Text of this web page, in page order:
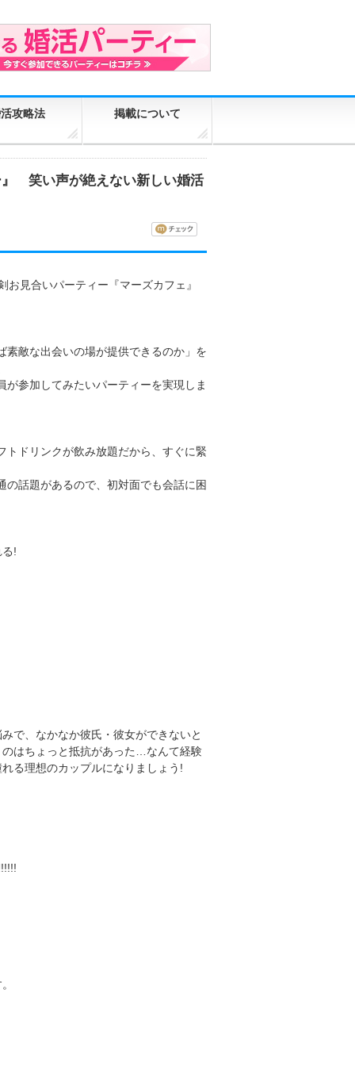
攻略法 掲載について
』 笑い声が絶えない新しい婚活
お見合いパーティー『マーズカフェ』
素敵な出会いの場が提供できるのか」を
が参加してみたいパーティーを実現しま
トドリンクが飲み放題だから、すぐに緊
の話題があるので、初対面でも会話に困
!
で、なかなか彼氏・彼女ができないと
はちょっと抵抗があった…なんて経験
る理想のカップルになりましょう!